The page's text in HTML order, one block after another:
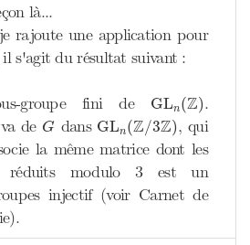
là...
rajoute une application pour
s'agit du résultat suivant :
groupe fini de GLn(Z)
GL (Z).
de G
G dans GLn(Z/3Z)
GL n(Z /3Z), qui
la même matrice dont les
réduits modulo 3 est un
injectif (voir Carnet de